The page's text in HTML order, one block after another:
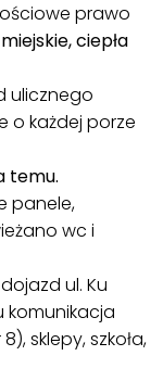
prawo
ciepła
ulicznego
o każdej porze
temu.
panele,
wc i
ul. Ku
komunikacja
sklepy, szkoła,